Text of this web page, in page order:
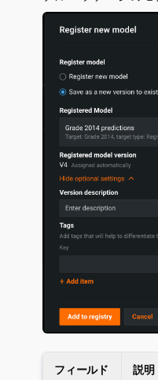
フィールド 説明